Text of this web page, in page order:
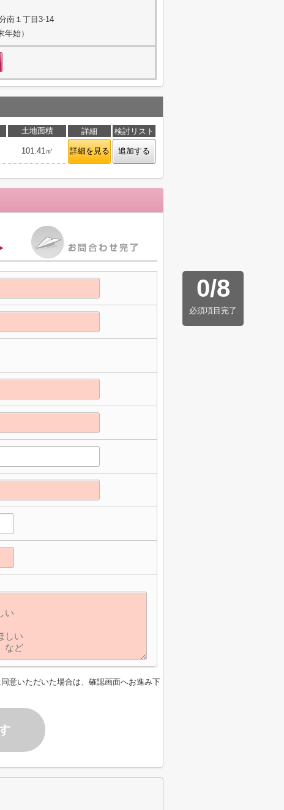
南１丁目3-14
始）
土地面積 詳細 検討リスト
101.41㎡ 詳細を見る 追加する
0/8
必須項目完了
意いただいた場合は、確認画面へお進み下